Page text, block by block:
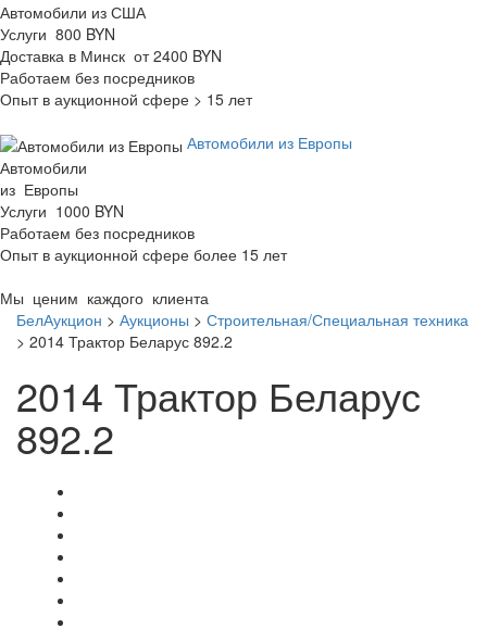
Автомобили из США
Услуги 800 BYN
Доставка в Минск от 2400 BYN
Работаем без посредников
Опыт в аукционной сфере > 15 лет
Автомобили из Европы
Автомобили
из Европы
Услуги 1000 BYN
Работаем без посредников
Опыт в аукционной сфере более 15 лет
Мы ценим каждого клиента
БелАукцион > Аукционы > Строительная/Специальная техника
> 2014 Трактор Беларус 892.2
2014 Трактор Беларус
892.2